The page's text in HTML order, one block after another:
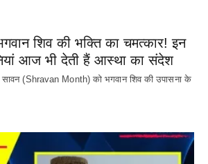
शिव की भक्ति का चमत्कार! इन
आज भी देती हैं आस्था का संदेश
(Shravan Month) को भगवान शिव की उपासना के